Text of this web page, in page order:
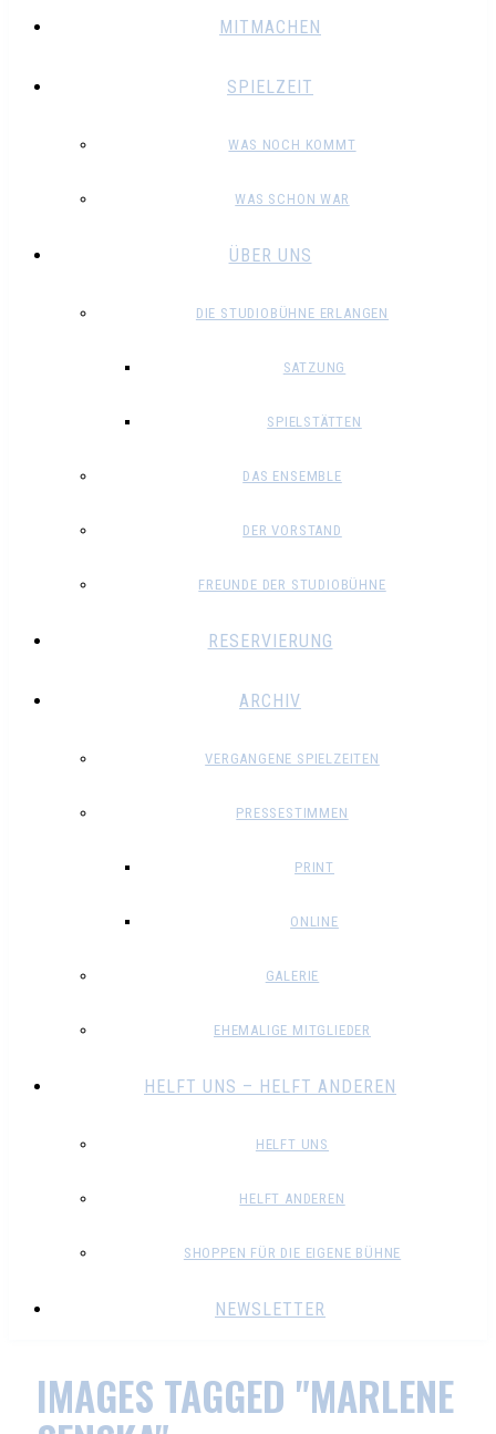
MITMACHEN
SPIELZEIT
WAS NOCH KOMMT
WAS SCHON WAR
ÜBER UNS
DIE STUDIOBÜHNE ERLANGEN
SATZUNG
SPIELSTÄTTEN
DAS ENSEMBLE
DER VORSTAND
FREUNDE DER STUDIOBÜHNE
RESERVIERUNG
ARCHIV
VERGANGENE SPIELZEITEN
PRESSESTIMMEN
PRINT
ONLINE
GALERIE
EHEMALIGE MITGLIEDER
HELFT UNS – HELFT ANDEREN
HELFT UNS
HELFT ANDEREN
SHOPPEN FÜR DIE EIGENE BÜHNE
NEWSLETTER
IMAGES TAGGED "MARLENE